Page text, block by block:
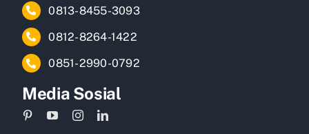
0813-8455-3093
0812-8264-1422
0851-2990-0792
Media Sosial